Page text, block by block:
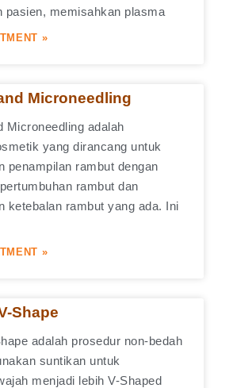
pasien, memisahkan plasma
»
Microneedling
Microneedling adalah
yang dirancang untuk
penampilan rambut dengan
rambut dan
ketebalan rambut yang ada. Ini
»
Shape
adalah prosedur non-bedah
suntikan untuk
menjadi lebih V-Shaped